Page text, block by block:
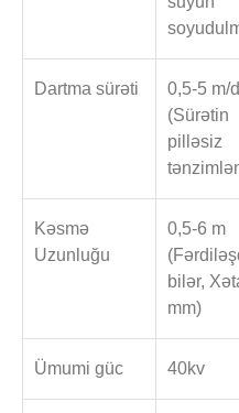
Dartma sürəti
0,5-5 m/
(Sürətin
pilləsiz
Kəsmə
Uzunluğu
0,5-6 m
bilər,
mm)
Ümumi güc 40kv